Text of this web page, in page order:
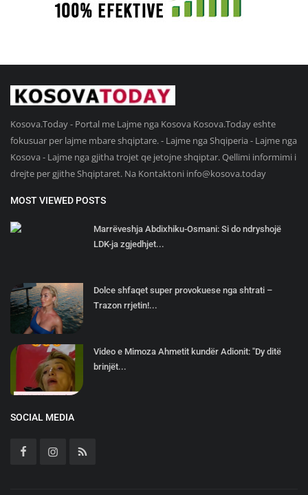
Kosova.Today - Portal me Lajme nga Kosova Kosova.Today eshte
fokusuar per lajme mbare shqiptare. - Lajme nga Shqiperia - Lajme nga
Kosova - Lajme nga gjitha trojet qe jetojne shqiptar. Qellimi informimi i
drejte per gjithe Shqiptaret. Na Kontaktoni info@kosova.today
MOST VIEWED POSTS
Marrëveshja Abdixhiku-Osmani: Si do ndryshojë
LDK-ja zgjedhjet...
Dolce shfaqet super provokuese nga shtrati –
Trazon rrjetin!...
Video e Mimoza Ahmetit kundër Adionit: "Dy ditë
brinjët...
SOCIAL MEDIA